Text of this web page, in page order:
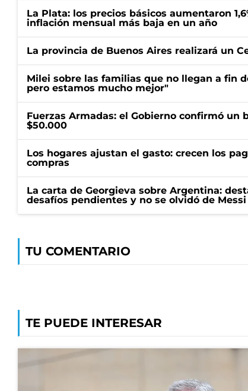
La Plata: los precios básicos aumentaron
inflación mensual más baja en un año
La provincia de Buenos Aires realizará un
Milei sobre las familias que no llegan a fin
pero estamos mucho mejor"
Fuerzas Armadas: el Gobierno confirmó un
$50.000
Los hogares ajustan el gasto: crecen los
compras
La carta de Georgieva sobre Argentina:
desafíos pendientes y no se olvidó de Messi
TU COMENTARIO
TE PUEDE INTERESAR